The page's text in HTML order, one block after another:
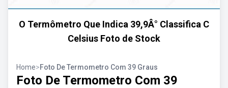
O Termômetro Que Indica 39,9Â° Classifica C
Celsius Foto de Stock
Home>Foto De Termometro Com 39 Graus
Foto De Termometro Com 39